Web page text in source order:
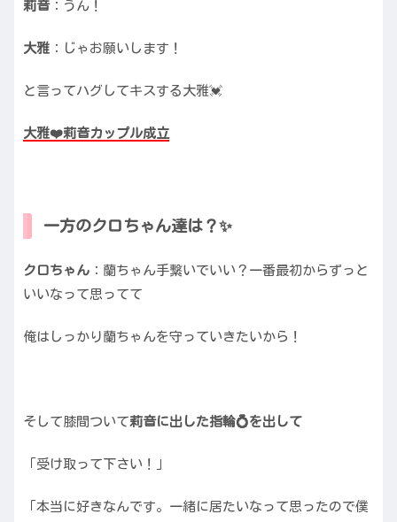
莉音：うん！
大雅 ：じゃお願いします！
と言ってハグしてキスする大雅💓
大雅❤️莉音カップル成立
一方のクロちゃん達は？✨
クロちゃん ：蘭ちゃん手繋いでいい？一番最初からずっと
いいなって思ってて
俺はしっかり蘭ちゃんを守っていきたいから！
そして膝間ついて莉音に出した指輪💍を出して
「受け取って下さい！」
「本当に好きなんです。一緒に居たいなって思ったので僕